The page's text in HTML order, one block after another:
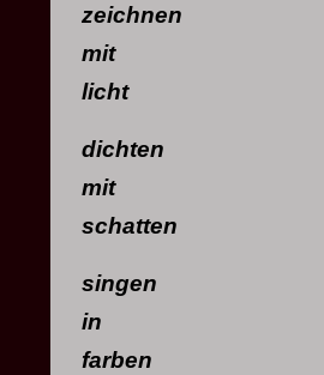
zeichnen
mit
licht
dichten
mit
schatten
singen
in
farben